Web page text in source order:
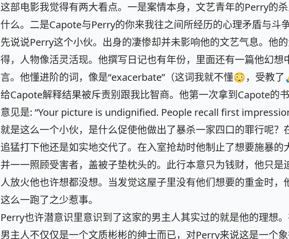
这部电影我觉得有两大看点。一是案情本身，文艺青年的Perry的
什么。二是Capote与Perry的你来我往之间所经历的心理矛盾与斗争
先说说Perry这个小伙。出身的凄惨却并未影响他的文艺气息。他
得，人物像活灵活现。他撰写日记也有年份，里面还有一篇他幻想
言。他懂进阶的词，像是“exacerbate”（这词我就不懂😳，受教
给Capote解释结果被斥责别跟我比智商。他第一次拿到Capote的
意见是: “Your picture is undignified. People recall first
就是这么一个小伙，是什么促使他做出了暴杀一家四口的罪行呢？
追猛打下他还是如实地交代了。在入室抢劫时他制止了想要施暴的
并一一照顾受害者，盖被子垫枕头的。此行本意只为钱财，他只是
人放火他也许想都没想。当发觉这屋子里没有他们想要的重金时，
这么一跑了之少惹事。
Perry也许潜意识里意识到了这家的男主人其实过的就是他的理想
男主人不仅仅是一个文质彬彬的绅士而已，对Perry来说这是一个